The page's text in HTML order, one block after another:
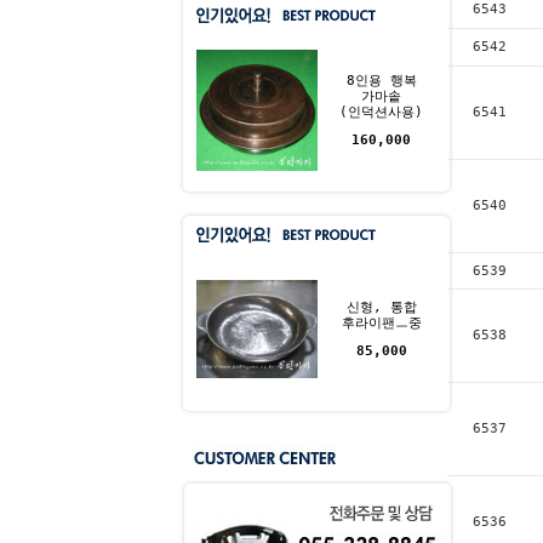
8인용 행복
가마솥
(인덕션사용)
160,000
신형, 통합
후라이팬ㅡ중
85,000
6543
6542
6541
6540
6539
6538
6537
6536